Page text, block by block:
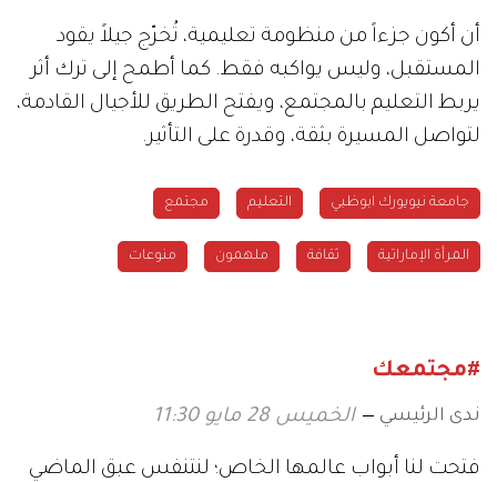
أن أكون جزءاً من منظومة تعليمية، تُخرّج جيلاً يقود
المستقبل، وليس يواكبه فقط. كما أطمح إلى ترك أثر
يربط التعليم بالمجتمع، ويفتح الطريق للأجيال القادمة،
لتواصل المسيرة بثقة، وقدرة على التأثير.
جامعة نيويورك ابوظبي التعليم مجتمع
المرأة الإماراتية ثقافة ملهمون منوعات
#مجتمعك
ندى الرئيسي الخميس 28 مايو 11:30
فتحت لنا أبواب عالمها الخاص؛ لنتنفس عبق الماضي